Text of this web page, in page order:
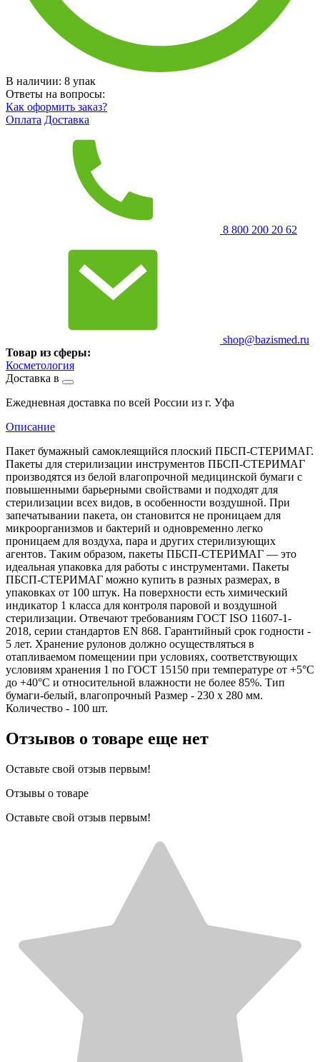
В наличии: 8 упак
Ответы на вопросы:
Как оформить заказ?
Оплата Доставка
8 800 200 20 62
shop@bazismed.ru
Товар из сферы:
Косметология
Доставка в
Ежедневная доставка по всей России из г. Уфа
Описание
Пакет бумажный самоклеящийся плоский ПБСП-СТЕРИМАГ.
Пакеты для стерилизации инструментов ПБСП-СТЕРИМАГ
производятся из белой влагопрочной медицинской бумаги с
повышенными барьерными свойствами и подходят для
стерилизации всех видов, в особенности воздушной. При
запечатывании пакета, он становится не проницаем для
микроорганизмов и бактерий и одновременно легко
проницаем для воздуха, пара и других стерилизующих
агентов. Таким образом, пакеты ПБСП-СТЕРИМАГ — это
идеальная упаковка для работы с инструментами. Пакеты
ПБСП-СТЕРИМАГ можно купить в разных размерах, в
упаковках от 100 штук. На поверхности есть химический
индикатор 1 класса для контроля паровой и воздушной
стерилизации. Отвечают требованиям ГОСТ ISO 11607-1-
2018, серии стандартов EN 868. Гарантийный срок годности -
5 лет. Хранение рулонов должно осуществляться в
отапливаемом помещении при условиях, соответствующих
условиям хранения 1 по ГОСТ 15150 при температуре от +5°С
до +40°С и относительной влажности не более 85%. Тип
бумаги-белый, влагопрочный Размер - 230 х 280 мм.
Количество - 100 шт.
Отзывов о товаре еще нет
Оставьте свой отзыв первым!
Отзывы о товаре
Оставьте свой отзыв первым!